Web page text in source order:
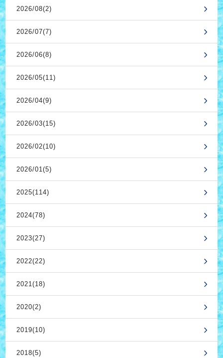
2026/08(2)
2026/07(7)
2026/06(8)
2026/05(11)
2026/04(9)
2026/03(15)
2026/02(10)
2026/01(5)
2025(114)
2024(78)
2023(27)
2022(22)
2021(18)
2020(2)
2019(10)
2018(5)